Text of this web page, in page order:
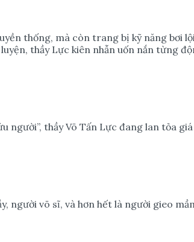
thống, mà còn trang bị kỹ năng
thầy Lực kiên nhẫn uốn nắn từng
người”, thầy Võ Tấn Lực đang lan tỏa
người võ sĩ, và hơn hết là người gieo